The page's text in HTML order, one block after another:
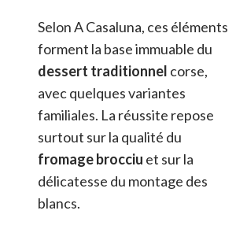
Selon A Casaluna, ces éléments
forment la base immuable du
dessert traditionnel corse,
avec quelques variantes
familiales. La réussite repose
surtout sur la qualité du
fromage brocciu et sur la
délicatesse du montage des
blancs.